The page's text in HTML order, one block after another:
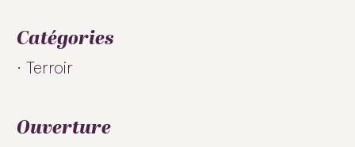
Catégories
Terroir
Ouverture